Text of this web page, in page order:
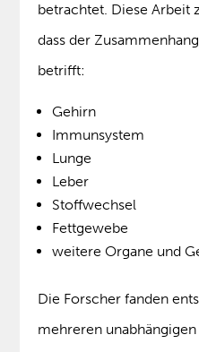
betrachtet. Diese Arbeit
dass der
betrifft:
Gehirn
Immunsystem
Lunge
Leber
Stoffwechsel
Fettgewebe
weitere Organe und
Die Forscher fanden
mehreren